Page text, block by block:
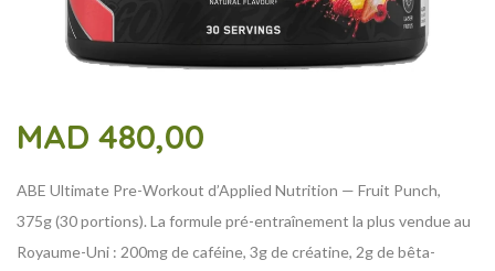
MAD 480,00
ABE Ultimate Pre-Workout d’Applied Nutrition — Fruit Punch,
375g (30 portions). La formule pré-entraînement la plus vendue au
Royaume-Uni : 200mg de caféine, 3g de créatine, 2g de bêta-